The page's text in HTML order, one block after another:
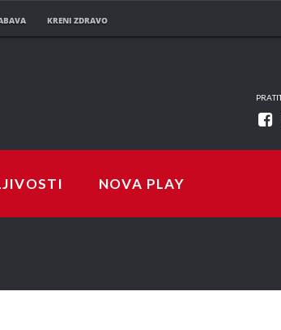
KRENI ZDRAVO
NOVA PLAY